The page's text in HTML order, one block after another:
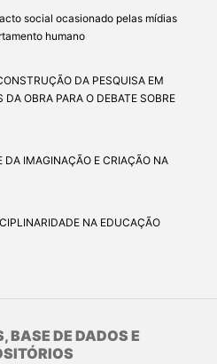
social ocasionado pelas mídias
humano
DA PESQUISA EM
OBRA PARA O DEBATE SOBRE
DA IMAGINAÇÃO E CRIAÇÃO NA
NA EDUCAÇÃO
BASE DE DADOS E